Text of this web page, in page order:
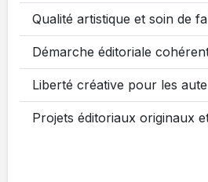
Qualité artistique et soin de
Démarche éditoriale
Liberté créative pour les
Projets éditoriaux originaux